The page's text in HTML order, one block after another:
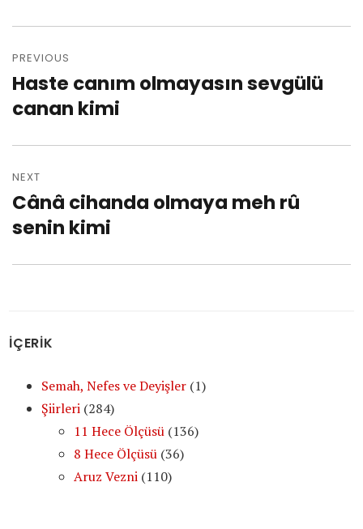
Post
navigation
PREVIOUS
Previous
post:
Haste canım olmayasın sevgülü
canan kimi
NEXT
Next
post:
Cânâ cihanda olmaya meh rû
senin kimi
İÇERİK
Semah, Nefes ve Deyişler (1)
Şiirleri (284)
11 Hece Ölçüsü (136)
8 Hece Ölçüsü (36)
Aruz Vezni (110)